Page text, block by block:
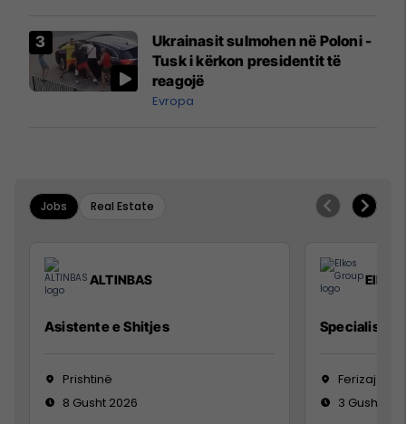
Mançesterit
Ukrainasit sulmohen në Poloni -
Tusk i kërkon presidentit të
reagojë
Evropa
Jobs Real Estate
ALTINBAS
Asistente e Shitjes
Prishtinë
8 Gusht 2026
Elkos
Specialist
Ferizaj
3 Gusht